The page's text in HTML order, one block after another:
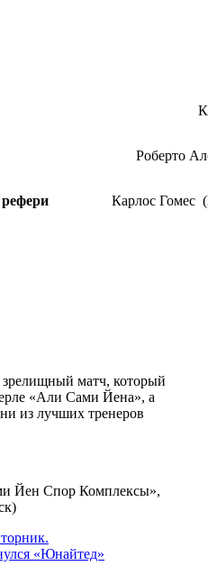
Роберто
Карлос Гомес
зрелищный матч, который
«Али Сами Йена», а
из лучших тренеров
Йен Спор Комплексы»,
«Юнайтед»